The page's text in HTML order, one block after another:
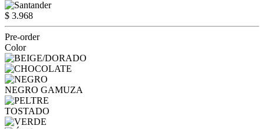
$ 3.968
Pre-order
Color
NEGRO GAMUZA
TOSTADO